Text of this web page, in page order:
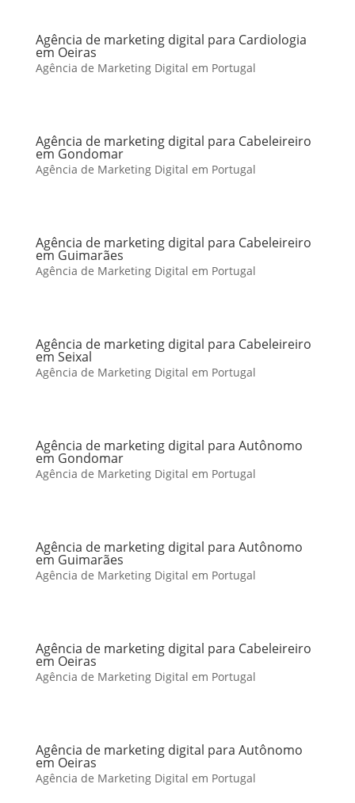
Agência de marketing digital para Cardiologia
em Oeiras
Agência de Marketing Digital em Portugal
Agência de marketing digital para Cabeleireiro
em Gondomar
Agência de Marketing Digital em Portugal
Agência de marketing digital para Cabeleireiro
em Guimarães
Agência de Marketing Digital em Portugal
Agência de marketing digital para Cabeleireiro
em Seixal
Agência de Marketing Digital em Portugal
Agência de marketing digital para Autônomo
em Gondomar
Agência de Marketing Digital em Portugal
Agência de marketing digital para Autônomo
em Guimarães
Agência de Marketing Digital em Portugal
Agência de marketing digital para Cabeleireiro
em Oeiras
Agência de Marketing Digital em Portugal
Agência de marketing digital para Autônomo
em Oeiras
Agência de Marketing Digital em Portugal